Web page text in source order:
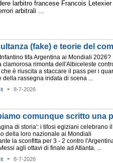
larbitro francese Francois Letexier
arbitrali ...
(fake) e teorie del
tifa Argentina ai Mondiali 2026?
clamorosa rimonta dell'Albiceleste
che è riuscita a staccare il pass per i
della rassegna iridata di scena ...
- 8-7-2026
comunque scritto una
di storia': i tifosi egiziani celebrano il
della loro nazionale ai Mondiali
la sconfitta per 3 - 2 contro
agli ottavi di finale ad Atlanta. ...
- 8-7-2026